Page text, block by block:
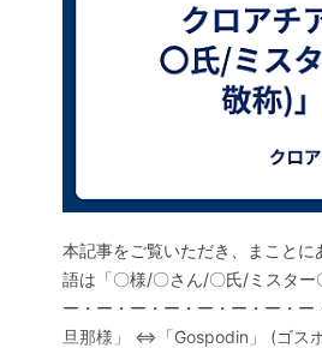
本記事をご覧いただき、まこと
語は「〇様/〇さん/〇氏/ミスター
ー・ー・ー・ー・ー・ー・ー・
旦那様」 ⇔「Gospodin」 (ゴス